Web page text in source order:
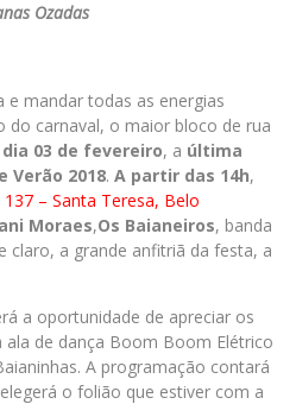
Ozadas
e mandar todas as energias
do carnaval, o maior bloco de rua
dia 03 de fevereiro, a última
Verão 2018. A partir das 14h,
137 – Santa Teresa, Belo
Moraes,Os Baianeiros, banda
claro, a grande anfitriã da festa, a
a oportunidade de apreciar os
ala de dança Boom Boom Elétrico
A programação contará
o folião que estiver com a